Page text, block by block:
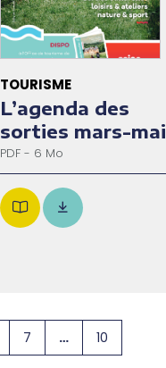
TOURISME
L’agenda des
sorties mars-mai
PDF - 6 Mo
7 … 10